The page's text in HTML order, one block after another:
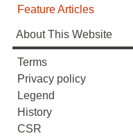
Feature Articles
About This Website
Terms
Privacy policy
Legend
History
CSR